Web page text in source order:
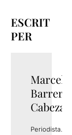
ESCRIT
PER
Marcel
Barrera
Cabezas
Periodista.